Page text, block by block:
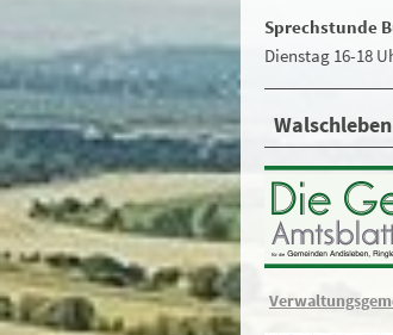
Sprechstunde
Dienstag 16-18